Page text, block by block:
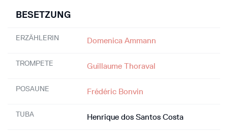
BESETZUNG
ERZÄHLERIN Domenica Ammann
TROMPETE Guillaume Thoraval
POSAUNE Frédéric Bonvin
TUBA Henrique dos Santos Costa